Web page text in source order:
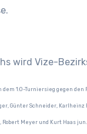
wird Vize-
dem 1:0-Turniersieg gegen
Günter Schneider, Karlheinz
Meyer und Kurt Haas jun.